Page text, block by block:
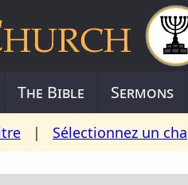
The Bible Sermons
| Sélectionnez un